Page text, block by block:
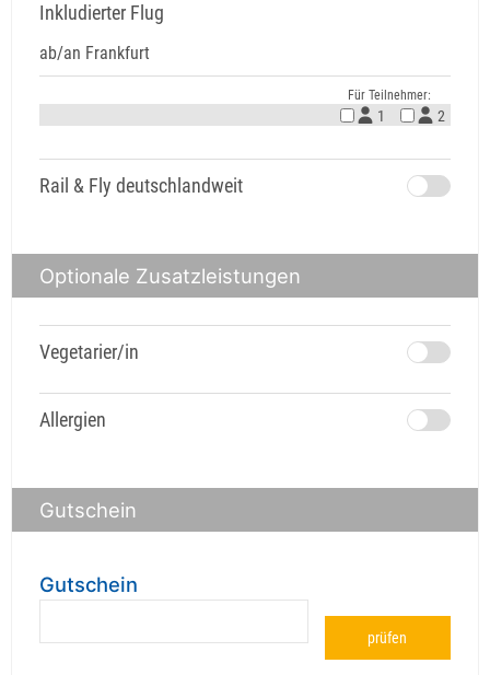
Inkludierter Flug
ab/an Frankfurt
Für Teilnehmer:
1 2
Rail & Fly deutschlandweit
Optionale Zusatzleistungen
Vegetarier/in
Allergien
Gutschein
Gutschein
prüfen